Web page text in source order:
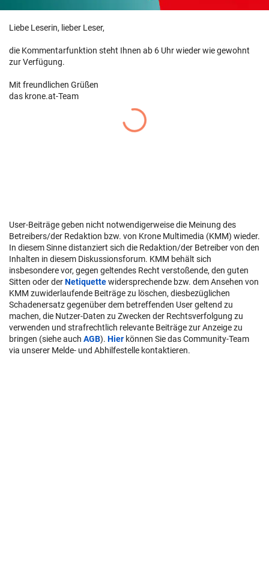
Liebe Leserin, lieber Leser,
die Kommentarfunktion steht Ihnen ab 6 Uhr wieder wie gewohnt
zur Verfügung.
Mit freundlichen Grüßen
das krone.at-Team
User-Beiträge geben nicht notwendigerweise die Meinung des
Betreibers/der Redaktion bzw. von Krone Multimedia (KMM) wieder.
In diesem Sinne distanziert sich die Redaktion/der Betreiber von den
Inhalten in diesem Diskussionsforum. KMM behält sich
insbesondere vor, gegen geltendes Recht verstoßende, den guten
Sitten oder derNetiquettewidersprechende bzw. dem Ansehen von
KMM zuwiderlaufende Beiträge zu löschen, diesbezüglichen
Schadenersatz gegenüber dem betreffenden User geltend zu
machen, die Nutzer-Daten zu Zwecken der Rechtsverfolgung zu
verwenden und strafrechtlich relevante Beiträge zur Anzeige zu
bringen (siehe auch AGB). Hier können Sie das Community-Team
via unserer Melde- und Abhilfestelle kontaktieren.